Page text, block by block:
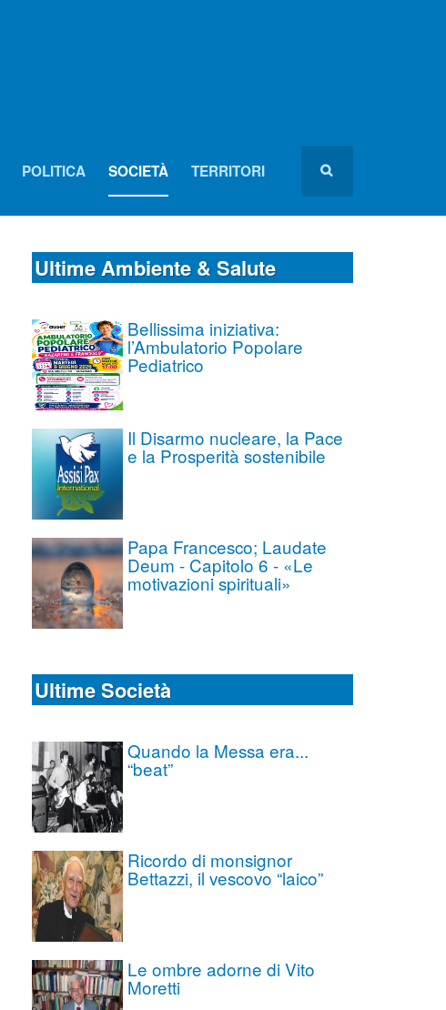
POLITICA SOCIETÀ TERRITORI
Ultime Ambiente & Salute
Bellissima iniziativa:
l’Ambulatorio Popolare
Pediatrico
Il Disarmo nucleare, la Pace
e la Prosperità sostenibile
Papa Francesco; Laudate
Deum - Capitolo 6 - «Le
motivazioni spirituali»
Ultime Società
Quando la Messa era...
“beat”
Ricordo di monsignor
Bettazzi, il vescovo “laico”
Le ombre adorne di Vito
Moretti